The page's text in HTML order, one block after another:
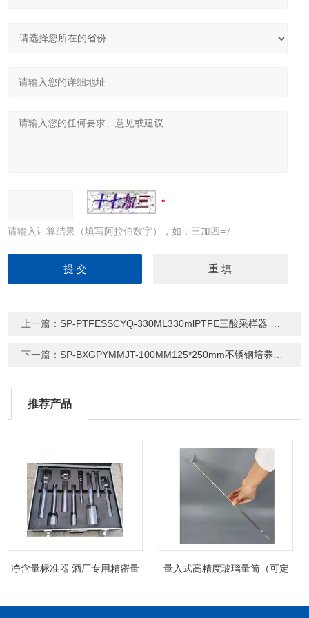
请输入计算结果（填写阿拉伯数字），如：三加四=7
上一篇： SP-PTFESSCYQ-330ML330mlPTFE三酸采样器 聚四氟乙烯取样器
下一篇： SP-BXGPYMMJT-100MM125*250mm不锈钢培养皿灭菌桶 平皿消毒桶
推荐产品
净含量标准器 酒厂专用精密量
量入式高精度玻璃量筒（可定